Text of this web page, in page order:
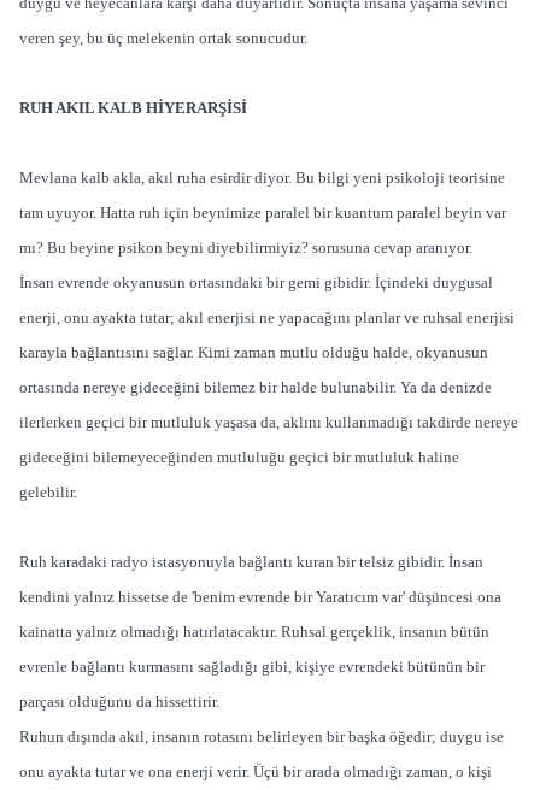
veren şey, bu üç melekenin ortak sonucudur.
RUH AKIL KALB HİYERARŞİSİ
Mevlana kalb akla, akıl ruha esirdir diyor. Bu bilgi yeni psikoloji teorisine
tam uyuyor. Hatta ruh için beynimize paralel bir kuantum paralel beyin var
mı? Bu beyine psikon beyni diyebilirmiyiz? sorusuna cevap aranıyor.
İnsan evrende okyanusun ortasındaki bir gemi gibidir. İçindeki duygusal
enerji, onu ayakta tutar; akıl enerjisi ne yapacağını planlar ve ruhsal enerjisi
karayla bağlantısını sağlar. Kimi zaman mutlu olduğu halde, okyanusun
ortasında nereye gideceğini bilemez bir halde bulunabilir. Ya da denizde
ilerlerken geçici bir mutluluk yaşasa da, aklını kullanmadığı takdirde nereye
gideceğini bilemeyeceğinden mutluluğu geçici bir mutluluk haline
gelebilir.
Ruh karadaki radyo istasyonuyla bağlantı kuran bir telsiz gibidir. İnsan
kendini yalnız hissetse de 'benim evrende bir Yaratıcım var' düşüncesi ona
kainatta yalnız olmadığı hatırlatacaktır. Ruhsal gerçeklik, insanın bütün
evrenle bağlantı kurmasını sağladığı gibi, kişiye evrendeki bütünün bir
parçası olduğunu da hissettirir.
Ruhun dışında akıl, insanın rotasını belirleyen bir başka öğedir; duygu ise
onu ayakta tutar ve ona enerji verir. Üçü bir arada olmadığı zaman, o kişi